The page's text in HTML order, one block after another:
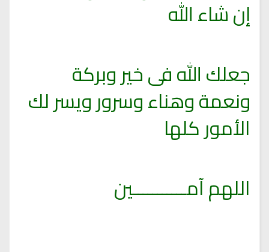
إن شاء الله
جعلك الله فى خير وبركة
ونعمة وهناء وسرور ويسر لك
الأمور كلها
اللهم آمـــــــــــين